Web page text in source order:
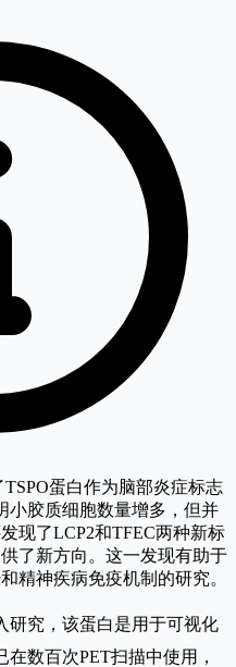
蛋白作为脑部炎症标志
小胶质细胞数量增多，但并
现了LCP2和TFEC两种新标
了新方向。这一发现有助于
精神疾病免疫机制的研究。
研究，该蛋白是用于可视化
数百次PET扫描中使用，